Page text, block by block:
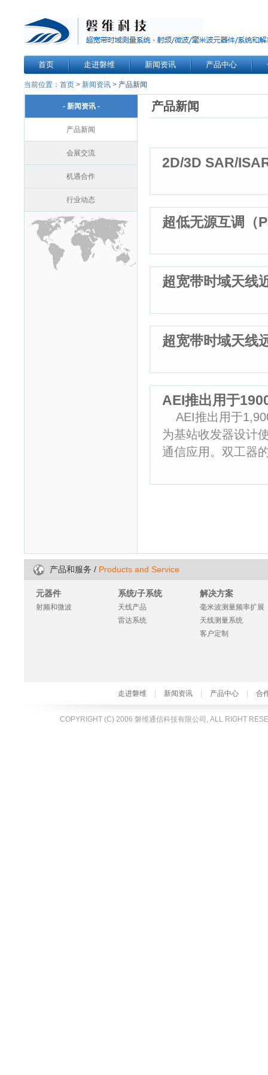
首页 走进磐维 新闻资讯 产品中心
当前位置： 首页 > 新闻资讯 > 产品新闻
- 新闻资讯 -
产品新闻
会展交流
机遇合作
行业动态
产品新闻
2D/3D SAR/
超低无源互调（
超宽带时域天线
超宽带时域天线
AEI推出用于
AEI推出用于
为基站收发器设计
通信应用。双工器
产品和服务 / Products and Service
元器件
射频和微波
系统/子系统
天线产品
雷达系统
解决方案
毫米波测量频率扩展
天线测量系统
客户定制
走进磐维 新闻资讯 产品中心 合
COPYRIGHT (C) 2006 磐维通信科技有限公司, ALL RIGHT